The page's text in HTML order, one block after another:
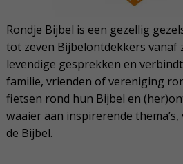
Rondje Bijbel is een gezellig
tot zeven Bijbelontdekkers vanaf
levendige gesprekken en
familie, vrienden of vereniging
fietsen rond hun Bijbel en
waaier aan inspirerende
de Bijbel.